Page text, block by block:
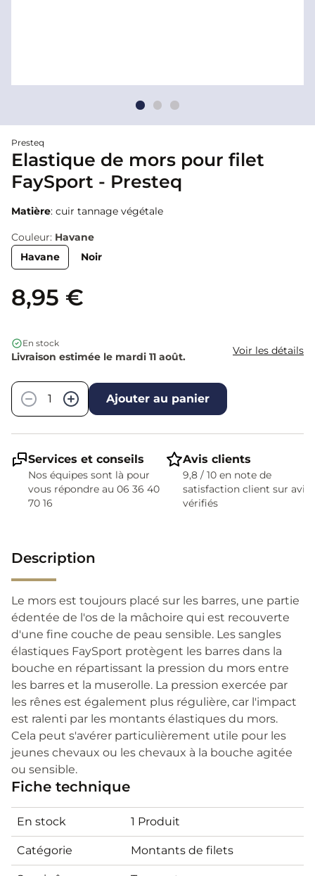
Presteq
Elastique de mors pour filet
FaySport - Presteq
Matière: cuir tannage végétale
Couleur: Havane
Havane
Noir
8,95 €
En stock
Livraison estimée le mardi 11 août. Voir les détails
−
+ Ajouter au panier
Services et conseils
Nos équipes sont là pour
vous répondre au 06 36 40
70 16
Avis clients
9,8 / 10 en note de
satisfaction client sur avis
vérifiés
Description
Le mors est toujours placé sur les barres, une partie
édentée de l'os de la mâchoire qui est recouverte
d'une fine couche de peau sensible. Les sangles
élastiques FaySport protègent les barres dans la
bouche en répartissant la pression du mors entre
les barres et la muserolle. La pression exercée par
les rênes est également plus régulière, car l'impact
est ralenti par les montants élastiques du mors.
Cela peut s'avérer particulièrement utile pour les
jeunes chevaux ou les chevaux à la bouche agitée
ou sensible.
Fiche technique
En stock 1 Produit
Catégorie Montants de filets